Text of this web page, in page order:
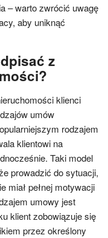
– warto zwrócić uwagę
aby uniknąć
z
klienci
umów
rodzajem
klientowi na
Taki model
prowadzić do sytuacji,
miał pełnej motywacji
umowy jest
klient zobowiązuje się
przez określony